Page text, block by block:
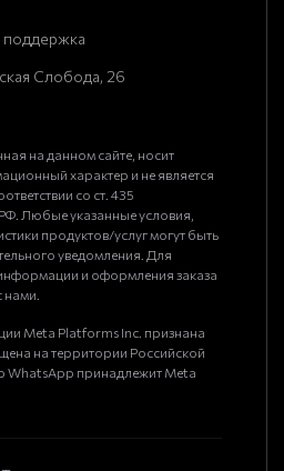
поддержка
Слобода, 26
на данном сайте, носит
характер и не является
со ст. 435
Любые указанные условия,
продуктов/услуг могут быть
уведомления. Для
и оформления заказа
нами.
Meta Platforms Inc. признана
на территории Российской
WhatsApp принадлежит Meta